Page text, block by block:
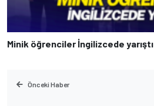
Minik öğrenciler İngilizcede yarıştı
Önceki Haber